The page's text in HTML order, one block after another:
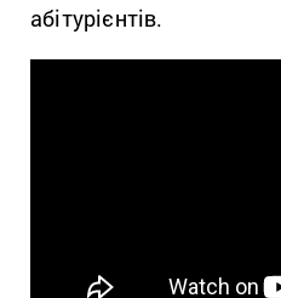
абітурієнтів.